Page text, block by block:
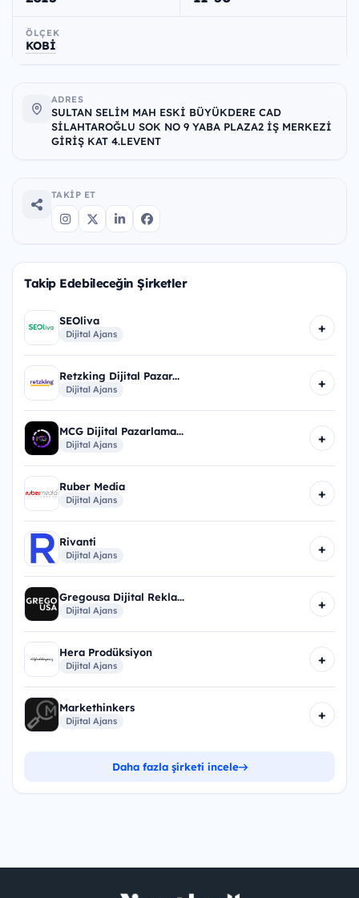
ÖLÇEK
KOBİ
ADRES
SULTAN SELİM MAH ESKİ BÜYÜKDERE CAD
SİLAHTAROĞLU SOK NO 9 YABA PLAZA2 İŞ MERKEZİ
GİRİŞ KAT 4.LEVENT
TAKIP ET
Takip Edebileceğin Şirketler
SEOliva
Dijital Ajans +
Retzking Dijital Pazar...
Dijital Ajans +
MCG Dijital Pazarlama...
Dijital Ajans +
Ruber Media
Dijital Ajans +
Rivanti
Dijital Ajans +
Gregousa Dijital Rekla...
Dijital Ajans +
Hera Prodüksiyon
Dijital Ajans +
Markethinkers
Dijital Ajans +
Daha fazla şirketi incele